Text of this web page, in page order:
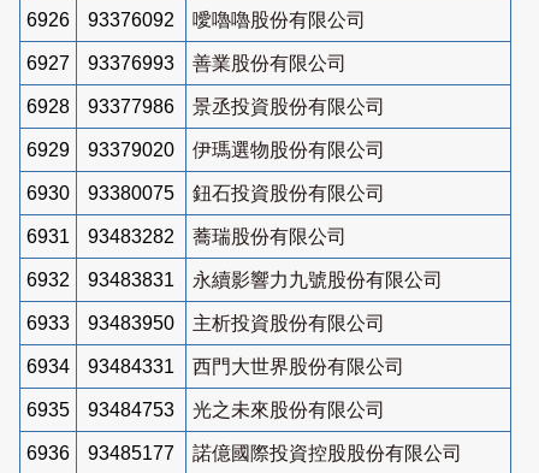
6926 93376092 噯嚕嚕股份有限公司
6927 93376993 善業股份有限公司
6928 93377986 景丞投資股份有限公司
6929 93379020 伊瑪選物股份有限公司
6930 93380075 鈕石投資股份有限公司
6931 93483282 蕎瑞股份有限公司
6932 93483831 永續影響力九號股份有限公司
6933 93483950 主析投資股份有限公司
6934 93484331 西門大世界股份有限公司
6935 93484753 光之未來股份有限公司
6936 93485177 諾億國際投資控股股份有限公司